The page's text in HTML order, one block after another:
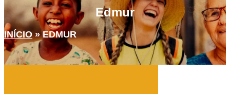
Edmur
INÍCIO»EDMUR